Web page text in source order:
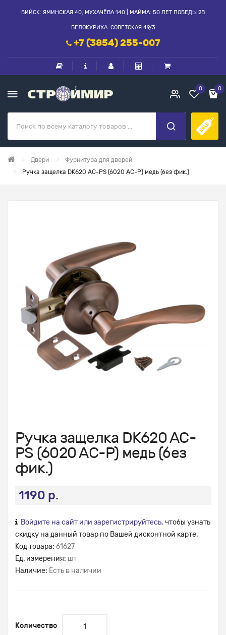
БИЙСК: ЯМИНСКАЯ 40, МУХАЧЁВА 140 | МАЙМА: 50 ЛЕТ ПОБЕДЫ 2В
БЕЛОКУРИХА: СОВЕТСКАЯ 49/3
+7 (3854) 255-007
0 0
Двери
Фурнитура для дверей
Ручка защелка DK620 AC-PS (6020 AC-P) медь (без фик.)
Ручка защелка DK620 AC-
PS (6020 AC-P) медь (без
фик.)
1190 р.
Войдите на сайт или зарегистрируйтесь, чтобы узнать
скидку на данный товар по Вашей дисконтной карте.
Код товара: 61627
Ед. измерения: шт
Наличие: Есть в наличии
Количество